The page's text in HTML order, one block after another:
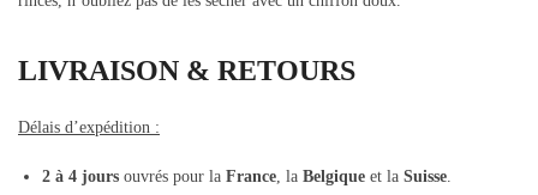
LIVRAISON & RETOURS
Délais d’expédition :
2 à 4 jours ouvrés pour la France, la Belgique et la Suisse.